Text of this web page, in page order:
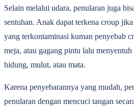
Selain melalui udara, penularan juga
sentuhan. Anak dapat terkena croup
yang terkontaminasi kuman penyebab
meja, atau gagang pintu lalu
hidung, mulut, atau mata.
Karena penyebarannya yang mudah,
penularan dengan mencuci tangan